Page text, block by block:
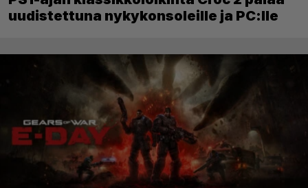
uudistettuna nykykonsoleille ja PC:lle